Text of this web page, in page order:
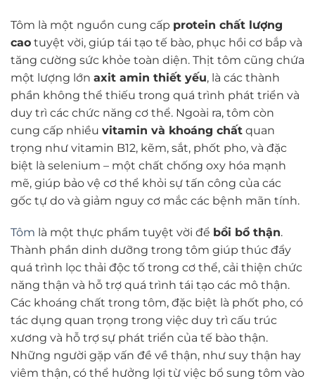
Tôm là một nguồn cung cấp protein chất lượng
cao tuyệt vời, giúp tái tạo tế bào, phục hồi cơ bắp và
tăng cường sức khỏe toàn diện. Thịt tôm cũng chứa
một lượng lớn axit amin thiết yếu, là các thành
phần không thể thiếu trong quá trình phát triển và
duy trì các chức năng cơ thể. Ngoài ra, tôm còn
cung cấp nhiều vitamin và khoáng chất quan
trọng như vitamin B12, kẽm, sắt, phốt pho, và đặc
biệt là selenium – một chất chống oxy hóa mạnh
mẽ, giúp bảo vệ cơ thể khỏi sự tấn công của các
gốc tự do và giảm nguy cơ mắc các bệnh mãn tính.
Tôm là một thực phẩm tuyệt vời để bồi bổ thận.
Thành phần dinh dưỡng trong tôm giúp thúc đẩy
quá trình lọc thải độc tố trong cơ thể, cải thiện chức
năng thận và hỗ trợ quá trình tái tạo các mô thận.
Các khoáng chất trong tôm, đặc biệt là phốt pho, có
tác dụng quan trọng trong việc duy trì cấu trúc
xương và hỗ trợ sự phát triển của tế bào thận.
Những người gặp vấn đề về thận, như suy thận hay
viêm thận, có thể hưởng lợi từ việc bổ sung tôm vào